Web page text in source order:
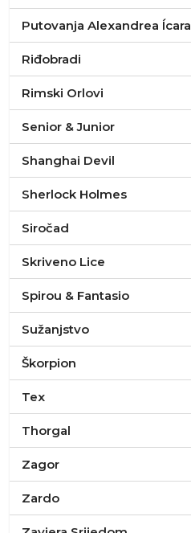
Putovanja Alexandrea Ícara
Riđobradi
Rimski Orlovi
Senior & Junior
Shanghai Devil
Sherlock Holmes
Siročad
Skriveno Lice
Spirou & Fantasio
Sužanjstvo
Škorpion
Tex
Thorgal
Zagor
Zardo